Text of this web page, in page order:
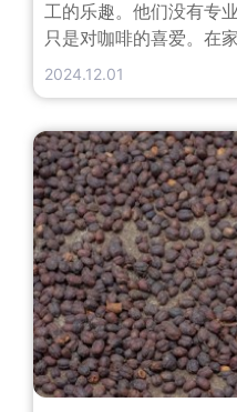
工的乐趣。他们没有专
只是对咖啡的喜爱。在
通常有铁锅和烤箱。翻
将铁锅烧干水汽，定要
水分。然后放入适量的
始翻搅生豆。二、用锅
2024.12.01